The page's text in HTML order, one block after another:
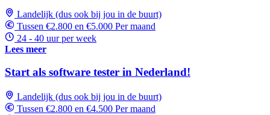
Landelijk (dus ook bij jou in de buurt)
Tussen €2.800 en €5.000 Per maand
24 - 40 uur per week
Lees meer
Start als software tester in Nederland!
Landelijk (dus ook bij jou in de buurt)
Tussen €2.800 en €4.500 Per maand